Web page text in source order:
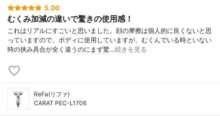
5.00
むくみ加減の違いで驚きの使用感！
これはリアルにすごいと思いました。顔の摩擦は個人的に良くないと思
っていますので、ボディに使用していますが、むくんでいる時といない
時の挟み具合が全く違うのにまず驚…続きを見る
ReFa(リファ)
CARAT PEC-L1706